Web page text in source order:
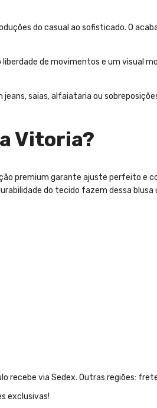
do casual ao sofisticado. O
de movimentos e um visual
saias, alfaiataria ou
Vitoria?
premium garante ajuste perfeito e
do tecido fazem dessa
recebe via Sedex. Outras regiões:
exclusivas!